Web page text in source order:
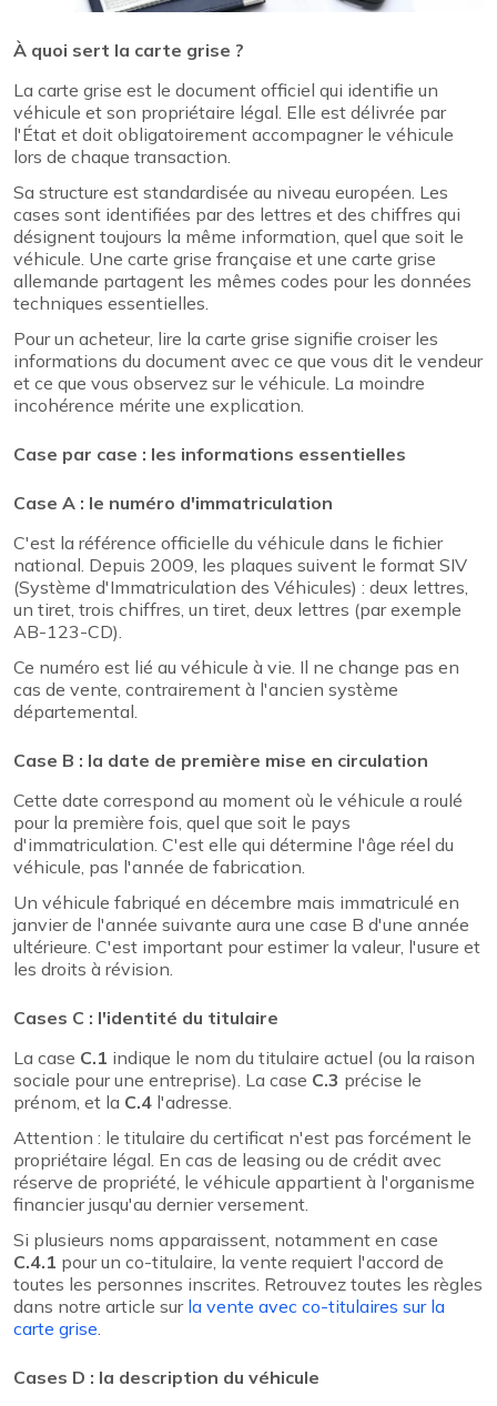
À quoi sert la carte grise ?
La carte grise est le document officiel qui identifie un
véhicule et son propriétaire légal. Elle est délivrée par
l'État et doit obligatoirement accompagner le véhicule
lors de chaque transaction.
Sa structure est standardisée au niveau européen. Les
cases sont identifiées par des lettres et des chiffres qui
désignent toujours la même information, quel que soit le
véhicule. Une carte grise française et une carte grise
allemande partagent les mêmes codes pour les données
techniques essentielles.
Pour un acheteur, lire la carte grise signifie croiser les
informations du document avec ce que vous dit le vendeur
et ce que vous observez sur le véhicule. La moindre
incohérence mérite une explication.
Case par case : les informations essentielles
Case A : le numéro d'immatriculation
C'est la référence officielle du véhicule dans le fichier
national. Depuis 2009, les plaques suivent le format SIV
(Système d'Immatriculation des Véhicules) : deux lettres,
un tiret, trois chiffres, un tiret, deux lettres (par exemple
AB-123-CD).
Ce numéro est lié au véhicule à vie. Il ne change pas en
cas de vente, contrairement à l'ancien système
départemental.
Case B : la date de première mise en circulation
Cette date correspond au moment où le véhicule a roulé
pour la première fois, quel que soit le pays
d'immatriculation. C'est elle qui détermine l'âge réel du
véhicule, pas l'année de fabrication.
Un véhicule fabriqué en décembre mais immatriculé en
janvier de l'année suivante aura une case B d'une année
ultérieure. C'est important pour estimer la valeur, l'usure et
les droits à révision.
Cases C : l'identité du titulaire
La case C.1 indique le nom du titulaire actuel (ou la raison
sociale pour une entreprise). La case C.3 précise le
prénom, et la C.4 l'adresse.
Attention : le titulaire du certificat n'est pas forcément le
propriétaire légal. En cas de leasing ou de crédit avec
réserve de propriété, le véhicule appartient à l'organisme
financier jusqu'au dernier versement.
Si plusieurs noms apparaissent, notamment en case
C.4.1 pour un co-titulaire, la vente requiert l'accord de
toutes les personnes inscrites. Retrouvez toutes les règles
dans notre article sur la vente avec co-titulaires sur la
carte grise.
Cases D : la description du véhicule